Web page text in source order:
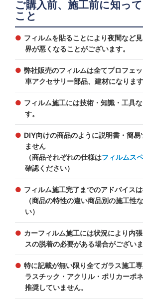
ご購入前、施工前に知っ
こと
フィルムを貼ることにより夜間など
界が悪くなることがございます。
弊社販売のフィルムは全てプロフェ
車アクセサリー部品、建材になります
フィルム施工には技術・知識・工具
す。
DIY向けの商品のように説明書・簡易
ません
（商品それぞれの仕様はフィルムス
確認ください）
フィルム施工完了までのアドバイスは
（商品の特性の違い商品別の施工性
い）
カーフィルム施工には状況により内
スの脱着の必要がある場合がございま
特に記載が無い限り全てガラス施工
ラスチック・アクリル・ポリカーポ
推奨していません。